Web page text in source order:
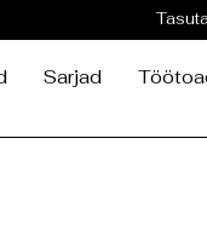
Sarjad